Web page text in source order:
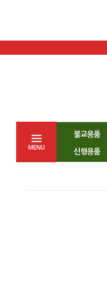
MENU
불교용품
신행용품